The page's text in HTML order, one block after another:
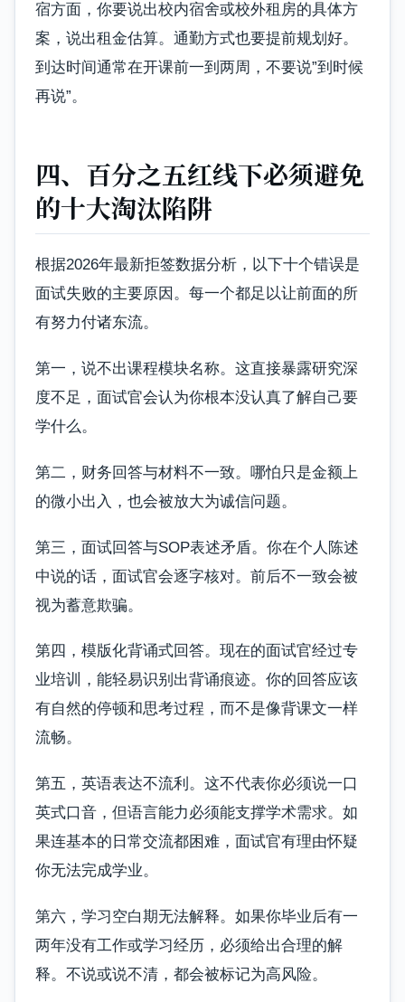
宿方面，你要说出校内宿舍或校外租房的具体方
案，说出租金估算。通勤方式也要提前规划好。
到达时间通常在开课前一到两周，不要说”到时候
再说”。
四、百分之五红线下必须避免
的十大淘汰陷阱
根据2026年最新拒签数据分析，以下十个错误是
面试失败的主要原因。每一个都足以让前面的所
有努力付诸东流。
第一，说不出课程模块名称。这直接暴露研究深
度不足，面试官会认为你根本没认真了解自己要
学什么。
第二，财务回答与材料不一致。哪怕只是金额上
的微小出入，也会被放大为诚信问题。
第三，面试回答与SOP表述矛盾。你在个人陈述
中说的话，面试官会逐字核对。前后不一致会被
视为蓄意欺骗。
第四，模版化背诵式回答。现在的面试官经过专
业培训，能轻易识别出背诵痕迹。你的回答应该
有自然的停顿和思考过程，而不是像背课文一样
流畅。
第五，英语表达不流利。这不代表你必须说一口
英式口音，但语言能力必须能支撑学术需求。如
果连基本的日常交流都困难，面试官有理由怀疑
你无法完成学业。
第六，学习空白期无法解释。如果你毕业后有一
两年没有工作或学习经历，必须给出合理的解
释。不说或说不清，都会被标记为高风险。